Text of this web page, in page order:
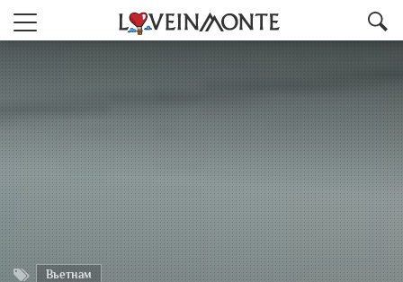
Вьетнам